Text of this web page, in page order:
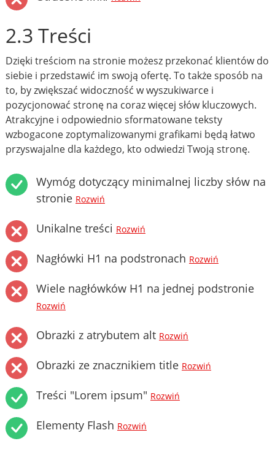
2.3 Treści
Dzięki treściom na stronie możesz przekonać klientów do
siebie i przedstawić im swoją ofertę. To także sposób na
to, by zwiększać widoczność w wyszukiwarce i
pozycjonować stronę na coraz więcej słów kluczowych.
Atrakcyjne i odpowiednio sformatowane teksty
wzbogacone zoptymalizowanymi grafikami będą łatwo
przyswajalne dla każdego, kto odwiedzi Twoją stronę.
Wymóg dotyczący minimalnej liczby słów na
stronie Rozwiń
Unikalne treści Rozwiń
Nagłówki H1 na podstronach Rozwiń
Wiele nagłówków H1 na jednej podstronie
Rozwiń
Obrazki z atrybutem alt Rozwiń
Obrazki ze znacznikiem title Rozwiń
Treści "Lorem ipsum" Rozwiń
Elementy Flash Rozwiń